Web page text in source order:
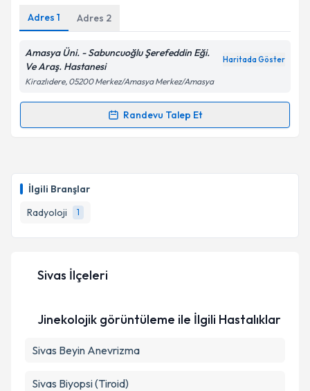
İlgili Branşlar
Radyoloji
1
Kişisel verilerimin işlenmesine ilişkin
Aydınlatma
Metni'ni okudum ve kişisel verilerimin belirtilen
Adres 1 Adres 2
Amasya Üni. - Sabuncuoğlu Şerefeddin Eği.
Ve Araş. Hastanesi
Haritada Göster
Kirazlıdere, 05200 Merkez/Amasya Merkez/Amasya
Randevu Talep Et
Randevu Takvimi Talebi
takvim hazırlandığında e-posta ile bilgilendireceğiz.
E-posta Adresiniz
kapsamda işlenmesini kabul ediyorum.
Sivas İlçeleri
Jinekolojik görüntüleme ile İlgili Hastalıklar
Sivas Beyin Anevrizma
Sivas Biyopsi (Tiroid)